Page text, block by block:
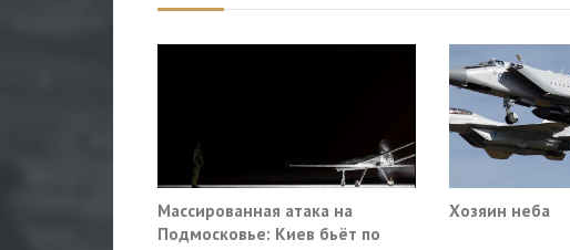
Массированная атака на
Подмосковье: Киев бьёт по
Хозяин неба